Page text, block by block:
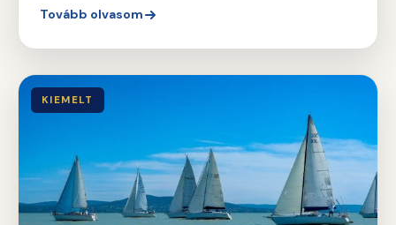
Tovább olvasom
KIEMELT